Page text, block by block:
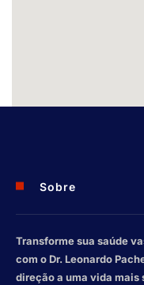
Sobre
Transforme sua saúde
com o Dr. Leonardo
direção a uma vida mais